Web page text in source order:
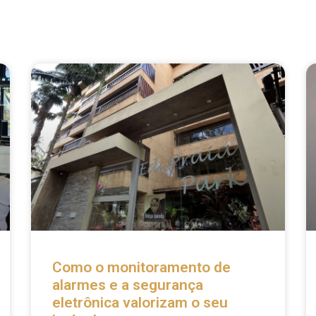
Como o monitoramento de
alarmes e a segurança
eletrônica valorizam o seu